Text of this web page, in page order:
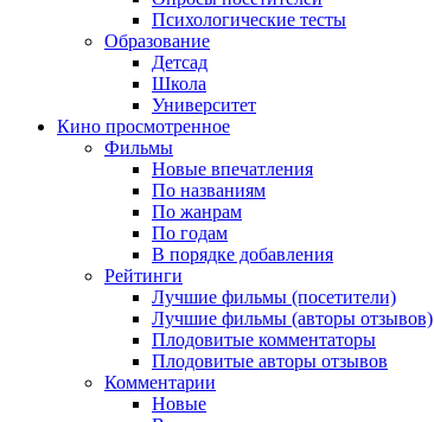
Психологические тесты
Образование
Детсад
Школа
Университет
Кино просмотренное
Фильмы
Новые впечатления
По названиям
По жанрам
По годам
В порядке добавления
Рейтинги
Лучшие фильмы (посетители)
Лучшие фильмы (авторы отзывов)
Плодовитые комментаторы
Плодовитые авторы отзывов
Комментарии
Новые